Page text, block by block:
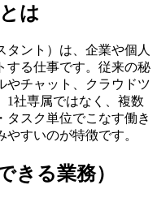
は
タント）は、企業や個人
する仕事です。従来の秘
やチャット、クラウドツ
1社専属ではなく、複数
タスク単位でこなす働き
すいのが特徴です。
きる業務）